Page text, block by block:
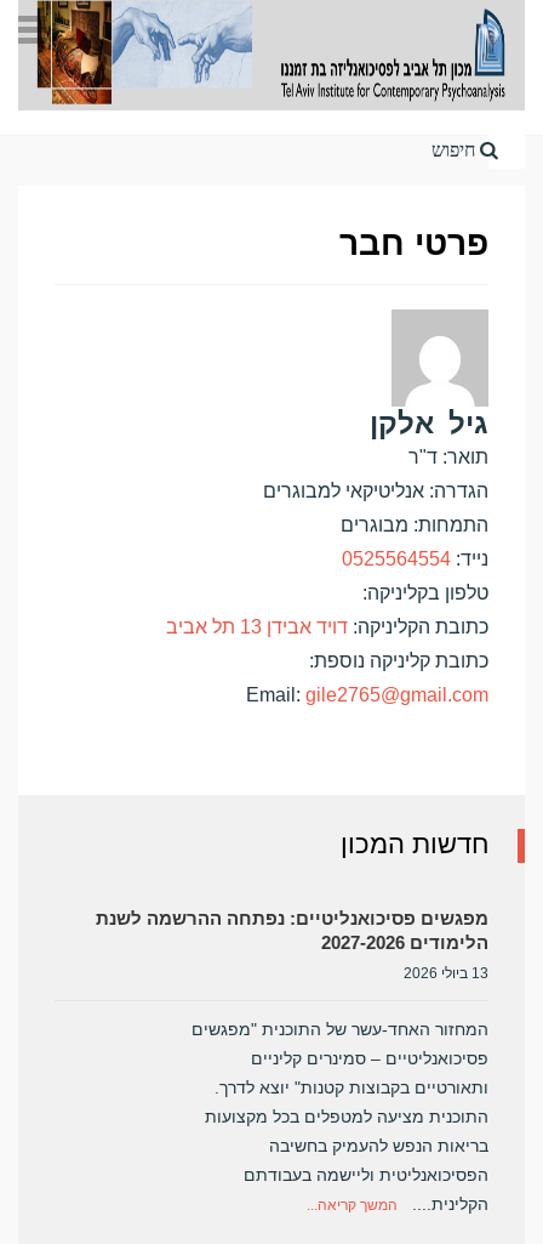
Home
פרטי חבר
גיל אלקן
תואר: ד"ר
הגדרה: אנליטיקאי למבוגרים
התמחות: מבוגרים
נייד: 0525564554
טלפון בקליניקה:
כתובת הקליניקה: דויד אבידן 13 תל אביב
כתובת קליניקה נוספת:
Email: gile2765@gmail.com
חדשות המכון
מפגשים פסיכואנליטיים: נפתחה ההרשמה לשנת
הלימודים 2027-2026
13 ביולי 2026
המחזור האחד-עשר של התוכנית "מפגשים
פסיכואנליטיים – סמינרים קליניים
ותאורטיים בקבוצות קטנות" יוצא לדרך.
התוכנית מציעה למטפלים בכל מקצועות
בריאות הנפש להעמיק בחשיבה
הפסיכואנליטית וליישמה בעבודתם
הקלינית....
המשך קריאה...